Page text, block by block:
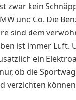
zwar kein
und Co. Die
sind dem
ist immer
ein
ob die
verzichten